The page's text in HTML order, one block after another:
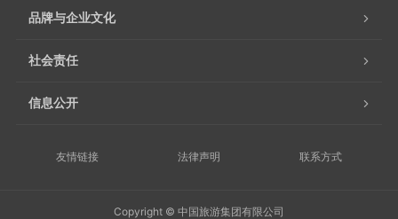
品牌与企业文化
社会责任
信息公开
友情链接 法律声明 联系方式
Copyright © 中国旅游集团有限公司